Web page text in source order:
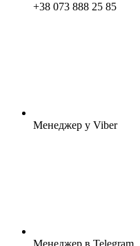
+38 073 888 25 85
Менеджер у Viber
Менеджер в Telegram